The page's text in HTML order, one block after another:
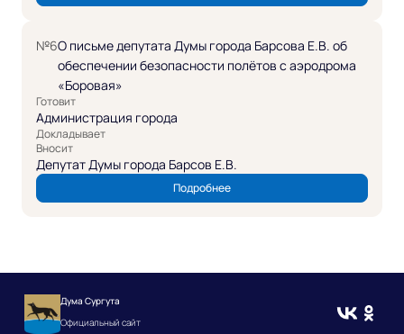
№6О письме депутата Думы города Барсова Е.В. об
обеспечении безопасности полётов с аэродрома
«Боровая»
Готовит
Администрация города
Докладывает
Вносит
Депутат Думы города Барсов Е.В.
Подробнее
Дума Сургута
Официальный сайт